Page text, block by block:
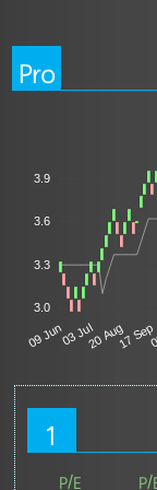
Pro
09 Jun03 Jul20 Aug17 Sep
3.0
3.3
3.6
3.9
1
P/E